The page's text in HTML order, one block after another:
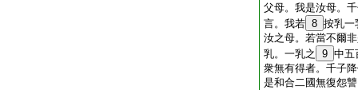
父母。我是汝母。
言。我若 8 按乳一
汝之母。若當不爾
乳。一乳之
9 中五
衆無有得者。千子
是和合二國無復怨